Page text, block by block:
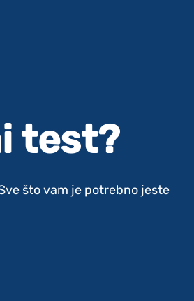
test?
što vam je potrebno jeste